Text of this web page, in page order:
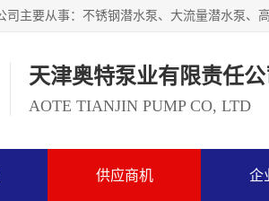
天津奥特泵业有限责任公
AOTE TIANJIN PUMP CO, LTD
供应商机 企